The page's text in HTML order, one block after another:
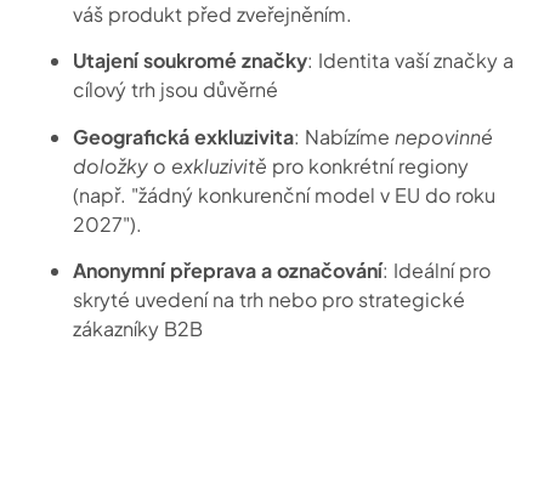
váš produkt před zveřejněním.
Utajení soukromé značky: Identita vaší značky a
cílový trh jsou důvěrné
Geografická exkluzivita: Nabízíme nepovinné
doložky o exkluzivitě pro konkrétní regiony
(např. "žádný konkurenční model v EU do roku
2027").
Anonymní přeprava a označování: Ideální pro
skryté uvedení na trh nebo pro strategické
zákazníky B2B